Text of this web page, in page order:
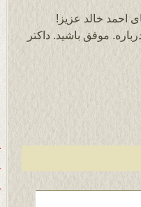
احمد خالد عزیز!
موفق باشید. داکتر